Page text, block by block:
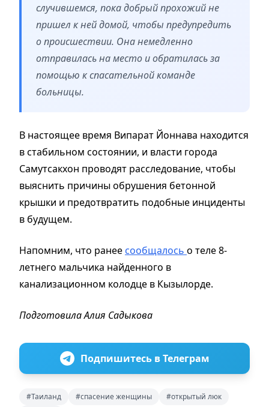
случившемся, пока добрый прохожий не
пришел к ней домой, чтобы предупредить
о происшествии. Она немедленно
отправилась на место и обратилась за
помощью к спасательной команде
больницы.
В настоящее время Випарат Йоннава находится
в стабильном состоянии, и власти города
Самутсакхон проводят расследование, чтобы
выяснить причины обрушения бетонной
крышки и предотвратить подобные инциденты
в будущем.
Напомним, что ранее сообщалось о теле 8-
летнего мальчика найденного в
канализационном колодце в Кызылорде.
Подготовила Алия Садыкова
Подпишитесь в Телеграм
#Таиланд #спасение женщины
#открытый люк